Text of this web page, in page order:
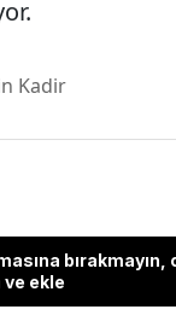
Kadir
bırakmayın,
ve ekle